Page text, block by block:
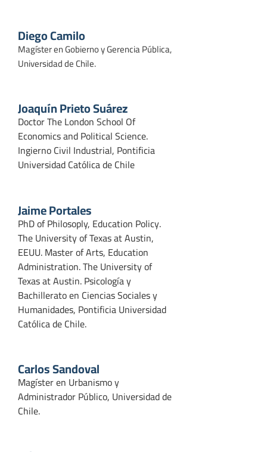
Diego Camilo
Magíster en Gobierno y Gerencia Pública,
Universidad de Chile.
Joaquín Prieto Suárez
Doctor The London School Of
Economics and Political Science.
Ingierno Civil Industrial, Pontificia
Universidad Católica de Chile
Jaime Portales
PhD of Philosoply, Education Policy.
The University of Texas at Austin,
EEUU. Master of Arts, Education
Administration. The University of
Texas at Austin. Psicología y
Bachillerato en Ciencias Sociales y
Humanidades, Pontificia Universidad
Católica de Chile.
Carlos Sandoval
Magíster en Urbanismo y
Administrador Público, Universidad de
Chile.